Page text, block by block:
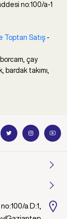
no:100/a-1
Toptan Satış -
çay
bardak takımı,
a D:1,